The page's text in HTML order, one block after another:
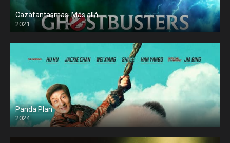
Cazafantasmas: Más allá
2021
Panda Plan
2024